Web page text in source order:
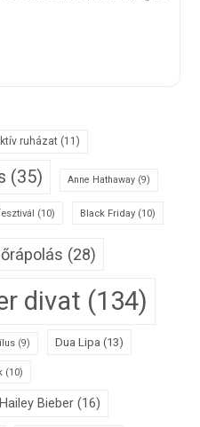
ruházat (11)
(35) Anne Hathaway (9)
(10) Black Friday (10)
(28)
divat (134)
(9) Dua Lipa (13)
(10)
Hailey Bieber (16)